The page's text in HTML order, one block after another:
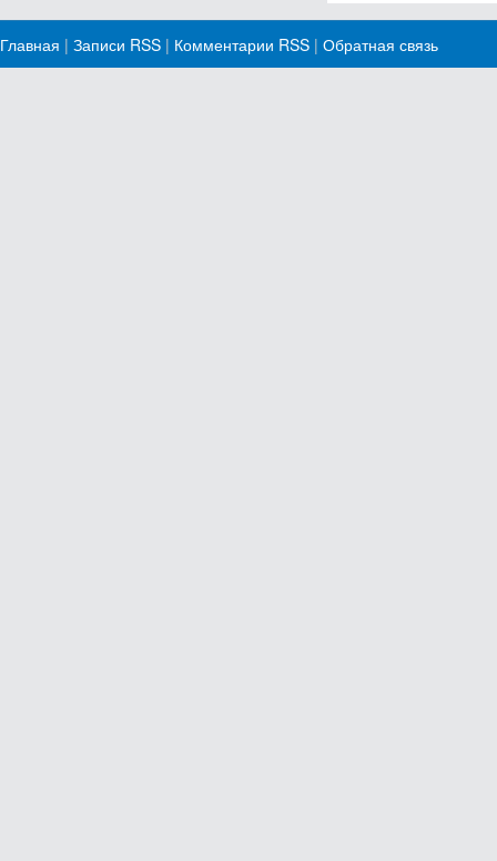
Главная | Записи RSS | Комментарии RSS | Обратная связь